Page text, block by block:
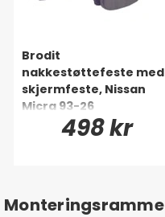
Brodit
nakkestøttefeste med
skjermfeste, Nissan
Micra 93-26
498 kr
Monteringsramme